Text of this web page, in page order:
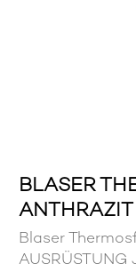
BLASER
ANTHRAZIT
Blaser
AUSRÜSTUNG